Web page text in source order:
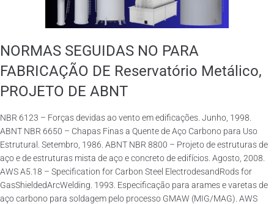
NORMAS SEGUIDAS NO PARA
FABRICAÇÃO DE Reservatório Metálico,
PROJETO DE ABNT
NBR 6123 – Forças devidas ao vento em edificações. Junho, 1998.
ABNT NBR 6650 – Chapas Finas a Quente de Aço Carbono para Uso
Estrutural. Setembro, 1986. ABNT NBR 8800 – Projeto de estruturas de
aço e de estruturas mista de aço e concreto de edifícios. Agosto, 2008.
AWS A5.18 – Specification for Carbon Steel ElectrodesandRods for
GasShieldedArcWelding. 1993. Especificação para arames e varetas de
aço carbono para soldagem pelo processo GMAW (MIG/MAG). AWS